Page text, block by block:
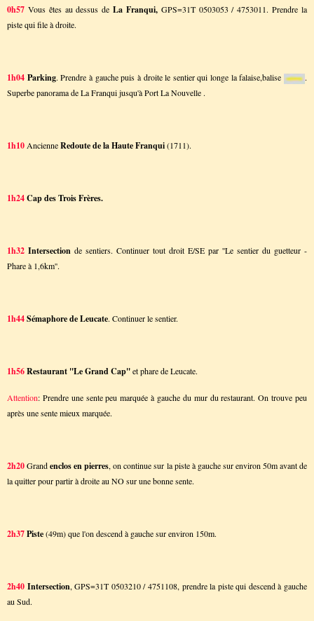
0h57 Vous êtes au dessus de La Franqui,GPS=31T 0503053 / 4753011. Prendre la
piste qui file à droite.
1h04 Parking. Prendre à gauche puis à droite le sentier qui longe la falaise,balise
.
Superbe panorama de La Franqui jusqu'à Port La Nouvelle .
1h10 AncienneRedoute de la Haute Franqui(1711).
1h24Cap des Trois Frères.
1h32 Intersection de sentiers. Continuer tout droit E/SE par ''Le sentier du guetteur -
Phare à 1,6km''.
1h44Sémaphore de Leucate. Continuer le sentier.
1h56Restaurant ''Le Grand Cap''et phare de Leucate.
Attention: Prendre une sente peu marquée à gauche du mur du restaurant. On trouve peu
après une sente mieux marquée.
2h20Grandenclos en pierres, on continue sur la piste à gauche sur environ 50m avant de
la quitter pour partir à droite au NO sur une bonne sente.
2h37Piste(49m) que l'on descend à gauche sur environ 150m.
2h40 Intersection, GPS=31T 0503210 / 4751108, prendre la piste qui descend à gauche
au Sud.